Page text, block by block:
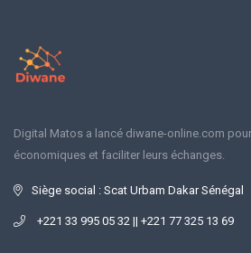
Digital Matos a lancé diwane-online.com
économiques et faciliter leurs échanges.
Siège social : Scat Urbam Dakar Sénégal
+221 33 995 05 32 || +221 77 325 13 69